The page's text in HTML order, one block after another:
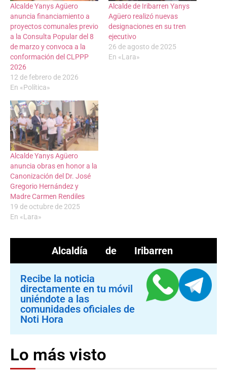
Alcalde Yanys Agüero
anuncia financiamiento a
proyectos comunales previo
a la Consulta Popular del 8
de marzo y convoca a la
conformación del CLPPP
2026
12 de febrero de 2026
En «Política»
Alcalde de Iribarren Yanys
Agüero realizó nuevas
designaciones en su tren
ejecutivo
26 de agosto de 2025
En «Lara»
Alcalde Yanys Agüero
anuncia obras en honor a la
Canonización del Dr. José
Gregorio Hernández y
Madre Carmen Rendiles
19 de octubre de 2025
En «Lara»
Alcaldía de Iribarren
Recibe la noticia
directamente en tu móvil
uniéndote a las
comunidades oficiales de
Noti Hora
Lo más visto